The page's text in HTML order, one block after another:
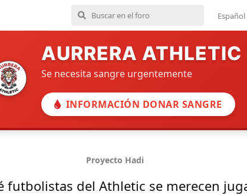
Español
AURRERA ATHLETIC
Se necesita sangre urgentemente
INFORMACIÓN DONAR SANGRE
Proyecto Hadi
futbolistas del Athletic se merecen